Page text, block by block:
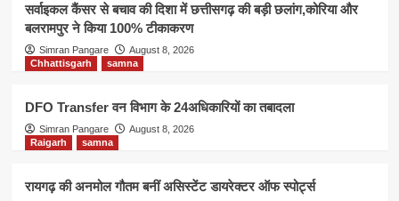
सर्वाइकल कैंसर से बचाव की दिशा में छत्तीसगढ़ की बड़ी छलांग,कोरिया और
बलरामपुर ने किया 100% टीकाकरण
Simran Pangare
August 8, 2026
Chhattisgarh
samna
DFO Transfer वन विभाग के 24अधिकारियों का तबादला
Simran Pangare
August 8, 2026
Raigarh
samna
रायगढ़ की अनमोल गौतम बनीं असिस्टेंट डायरेक्टर ऑफ स्पोर्ट्स